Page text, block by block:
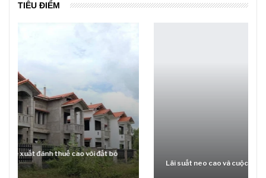
TIÊU ĐIỂM
Lãi suất neo cao và cuộc tái cơ cấu trên thị trường BĐS